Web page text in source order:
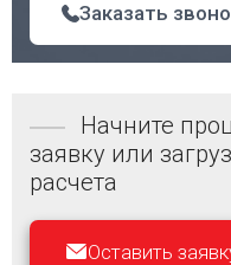
Заказать
Начните
заявку или
расчета
Оставить